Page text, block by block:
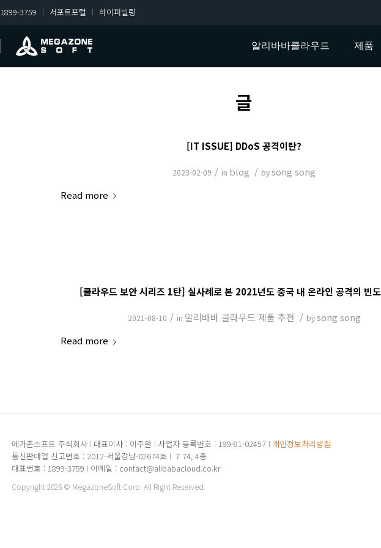
1899-3759 서포트포털 하이퍼빌링
알리바바클라우드 제품
글
[IT ISSUE] DDoS 공격이란?
2023-02-09 / in blog / bysong song
Read more
[클라우드 보안 시리즈 1탄] 실사례로 본 2021년도 중국 내 온라인 공격의 빈
2021-08-10 / in 알리바바 클라우드 제품 추천 / bysong song
Read more
메가존소프트 주식회사 대표이사 : 이주완 사업자 등록번호 : 199-81-02457 개인정보처리방침
통신판매업 신고번호 : 2012-서울강남-02674호
7 74, 4층
대표번호 : 1899-3759
이메일 : contact@alibabacloud.co.kr
Copyright 2026 © MegazoneSoft Corp. All Right Reserved.